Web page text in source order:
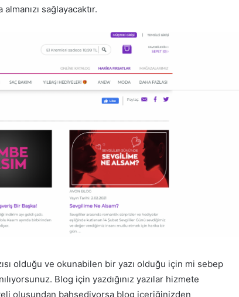
sağlayacaktır.
olduğu ve okunabilen bir yazı olduğu için mi sebep
Blog için yazdığınız yazılar hizmete
oluşundan bahsediyorsa blog içeriğinizden